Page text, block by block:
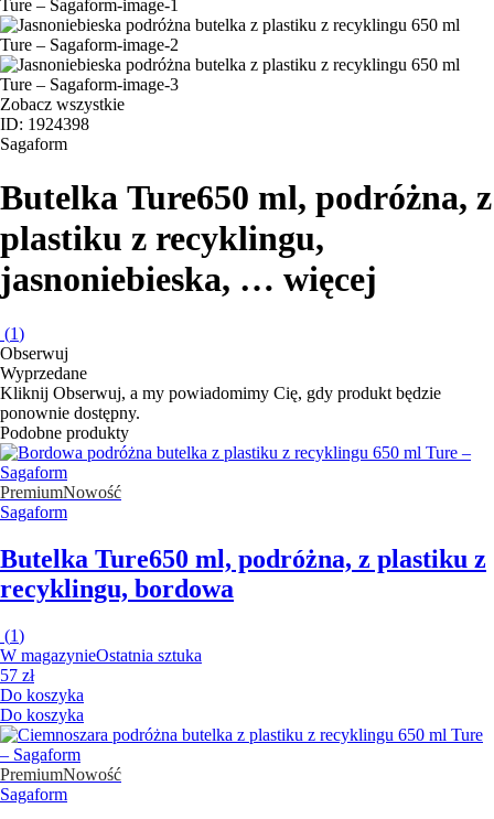
Zobacz wszystkie
ID: 1924398
Sagaform
Butelka Ture650 ml, podróżna, z
plastiku z recyklingu,
jasnoniebieska, … więcej
(1)
Obserwuj
Wyprzedane
Kliknij Obserwuj, a my powiadomimy Cię, gdy produkt będzie
ponownie dostępny.
Podobne produkty
PremiumNowość
Sagaform
Butelka Ture650 ml, podróżna, z plastiku z
recyklingu, bordowa
(1)
W magazynieOstatnia sztuka
57 zł
Do koszyka
Do koszyka
PremiumNowość
Sagaform